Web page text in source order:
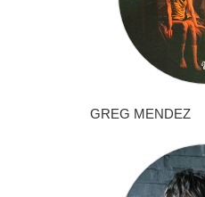
GREG MENDEZ